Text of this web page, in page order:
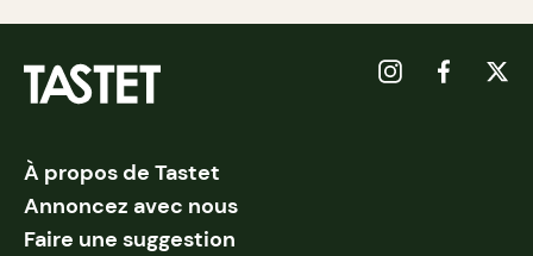
À propos de Tastet
Annoncez avec nous
Faire une suggestion